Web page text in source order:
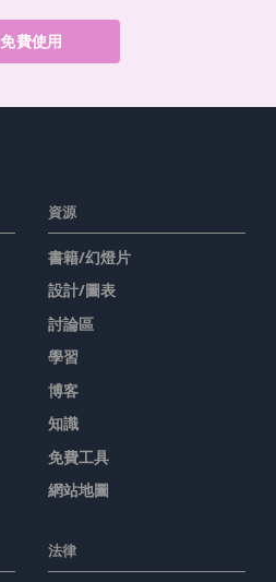
免費使用
資源
書籍/幻燈片
設計/圖表
討論區
學習
博客
知識
免費工具
網站地圖
法律